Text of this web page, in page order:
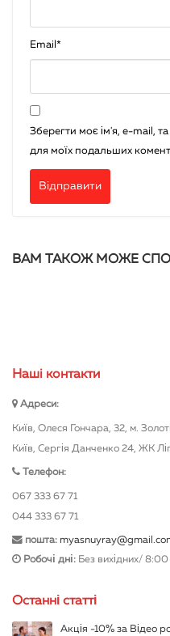
Email *
Зберегти моє ім'я, e-mail,
для моїх подальших
ВАМ ТАКОЖ МОЖЕ
Нашi контакти
Адреси:
Київ, Олеся Гончара, 32, м.
Київ, Сергія Данченко 24, ЖК
Телефон:
067 333 67 71
044 333 67 71
пошта:
Робочі дні: Без вихідних/
Останні статті
Акція -10% за Відео